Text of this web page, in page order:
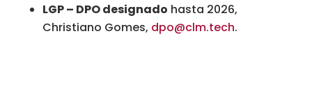
LGP – DPO designado hasta 2026,
Christiano Gomes, dpo@clm.tech.